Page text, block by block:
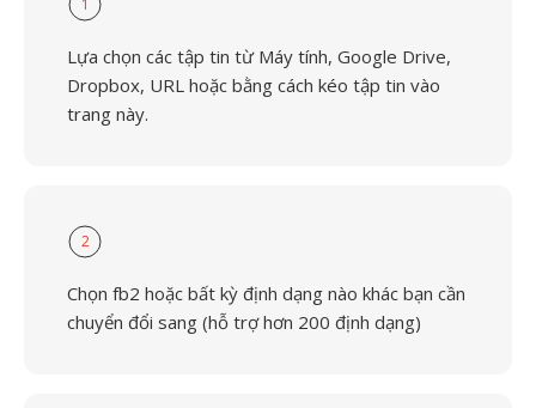
1
Lựa chọn các tập tin từ Máy tính, Google Drive,
Dropbox, URL hoặc bằng cách kéo tập tin vào
trang này.
2
Chọn fb2 hoặc bất kỳ định dạng nào khác bạn cần
chuyển đổi sang (hỗ trợ hơn 200 định dạng)